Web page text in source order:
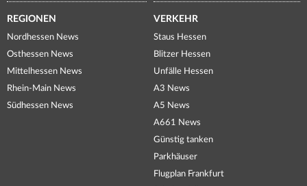
REGIONEN
Nordhessen News
Osthessen News
Mittelhessen News
Rhein-Main News
Südhessen News
VERKEHR
Staus Hessen
Blitzer Hessen
Unfälle Hessen
A3 News
A5 News
A661 News
Günstig tanken
Parkhäuser
Flugplan Frankfurt